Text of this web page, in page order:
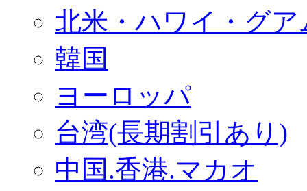
北米・ハワイ・グア
韓国
ヨーロッパ
台湾(長期割引あり)
中国.香港.マカオ